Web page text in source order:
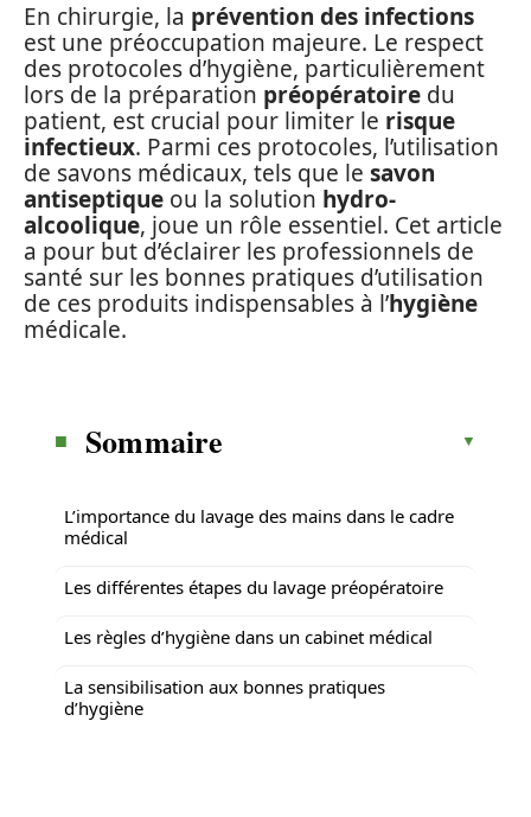
En chirurgie, la prévention des infections
est une préoccupation majeure. Le respect
des protocoles d’hygiène, particulièrement
lors de la préparation préopératoire du
patient, est crucial pour limiter le risque
infectieux. Parmi ces protocoles, l’utilisation
de savons médicaux, tels que le savon
antiseptique ou la solution hydro-
alcoolique, joue un rôle essentiel. Cet article
a pour but d’éclairer les professionnels de
santé sur les bonnes pratiques d’utilisation
de ces produits indispensables à l’hygiène
médicale.
Sommaire
L’importance du lavage des mains dans le cadre
médical
Les différentes étapes du lavage préopératoire
Les règles d’hygiène dans un cabinet médical
La sensibilisation aux bonnes pratiques
d’hygiène